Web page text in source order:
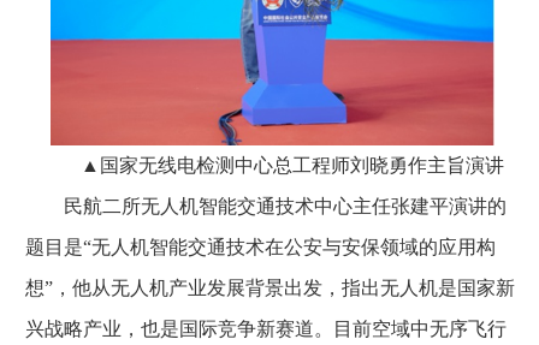
▲国家无线电检测中心总工程师刘晓勇作主旨演讲
民航二所无人机智能交通技术中心主任张建平演讲的
题目是“无人机智能交通技术在公安与安保领域的应用构
想”，他从无人机产业发展背景出发，指出无人机是国家新
兴战略产业，也是国际竞争新赛道。目前空域中无序飞行